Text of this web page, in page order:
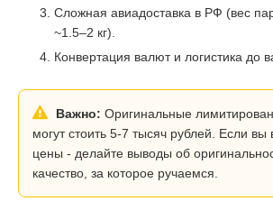
Сложная авиадоставка в РФ (вес
~1.5–2 кг).
Конвертация валют и логистика до
Важно: Оригинальные
могут стоить 5-7 тысяч рублей. Если вы
цены - делайте выводы об
качество, за которое ручаемся.